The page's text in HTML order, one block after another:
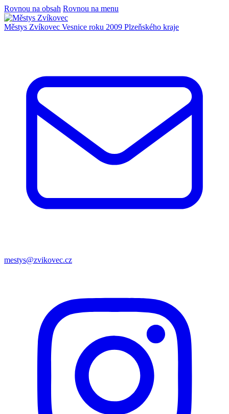
Rovnou na obsah Rovnou na menu
Městys Zvíkovec Vesnice roku 2009 Plzeňského kraje
mestys@zvikovec.cz